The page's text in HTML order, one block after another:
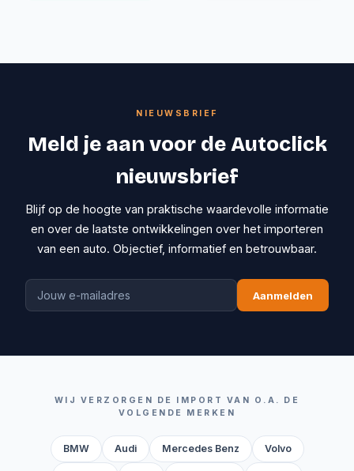
NIEUWSBRIEF
Meld je aan voor de Autoclick
nieuwsbrief
Blijf op de hoogte van praktische waardevolle informatie
en over de laatste ontwikkelingen over het importeren
van een auto. Objectief, informatief en betrouwbaar.
Aanmelden
WIJ VERZORGEN DE IMPORT VAN O.A. DE
VOLGENDE MERKEN
BMW Audi Mercedes Benz Volvo